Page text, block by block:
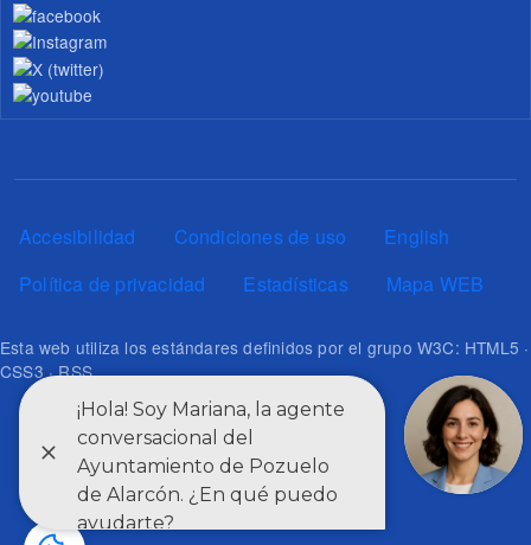
Pie de página
Accesibilidad Condiciones de uso
English
Política de privacidad
Estadísticas Mapa WEB
Esta web utiliza los estándares definidos por el grupo W3C: HTML5 ·
CSS3 · RSS